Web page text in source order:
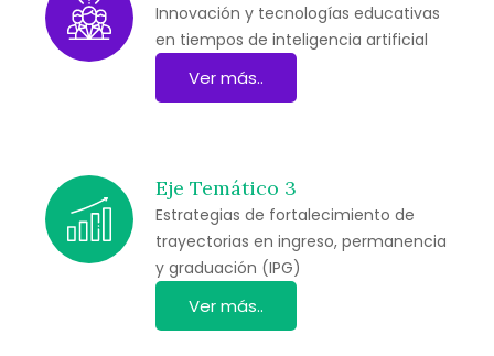
Innovación y tecnologías educativas
en tiempos de inteligencia artificial
Ver más..
Eje Temático 3
Estrategias de fortalecimiento de
trayectorias en ingreso, permanencia
y graduación (IPG)
Ver más..